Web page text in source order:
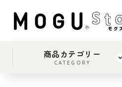
商品カテゴリー
CATEGORY